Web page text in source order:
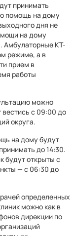
принимать
помощь на дому
дня не
на дому
Амбулаторные КТ-
режиме, а в
прием в
работы
можно
вестись с 09:00 до
округа.
на дому будут
до 14:30.
будут открыты с
— с 06:30 до
определенных
можно как в
дирекции по